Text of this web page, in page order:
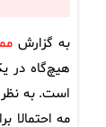
به گزارش
هیچ‌گاه در
مه احتمالا